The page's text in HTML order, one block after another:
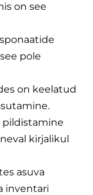
on see
pole
on keelatud
pildistamine
kirjalikul
asuva
inventari